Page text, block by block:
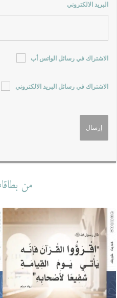
البريد الالكتروني
الاشتراك في رسائل الواتس أب
الاشتراك في رسائل البريد الالكتروني
من